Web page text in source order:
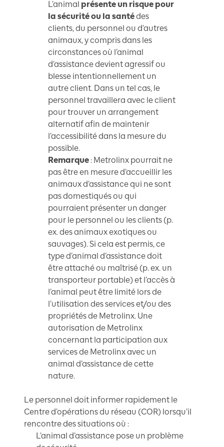
L’animal présente un risque pour
la sécurité ou la santédes
clients, du personnel ou d’autres
animaux, y compris dans les
circonstances où l’animal
d’assistance devient agressif ou
blesse intentionnellement un
autre client. Dans un tel cas, le
personnel travaillera avec le client
pour trouver un arrangement
alternatif afin de maintenir
l’accessibilité dans la mesure du
possible.
Remarque : Metrolinx pourrait ne
pas être en mesure d’accueillir les
animaux d’assistance qui ne sont
pas domestiqués ou qui
pourraient présenter un danger
pour le personnel ou les clients (p.
ex. des animaux exotiques ou
sauvages). Si cela est permis, ce
type d’animal d’assistance doit
être attaché ou maîtrisé (p. ex. un
transporteur portable) et l’accès à
l’animal peut être limité lors de
l’utilisation des services et/ou des
propriétés de Metrolinx. Une
autorisation de Metrolinx
concernant la participation aux
services de Metrolinx avec un
animal d’assistance de cette
nature.
Le personnel doit informer rapidement le
Centre d’opérations du réseau (COR) lorsqu’il
rencontre des situations où :
L’animal d’assistance pose un problème